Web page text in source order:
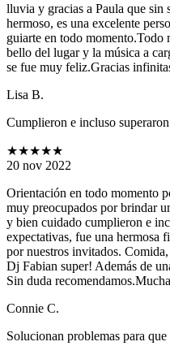
lluvia y gracias a Paula que sin
hermoso, es una excelente
guiarte en todo momento.Todo
bello del lugar y la música a
se fue muy feliz.Gracias
Lisa B.
Cumplieron e incluso
★★★★★
20 nov 2022
Orientación en todo momento
muy preocupados por brindar
y bien cuidado cumplieron e
expectativas, fue una hermosa
por nuestros invitados.
Dj Fabian super! Además de
Sin duda
Connie C.
Solucionan problemas para